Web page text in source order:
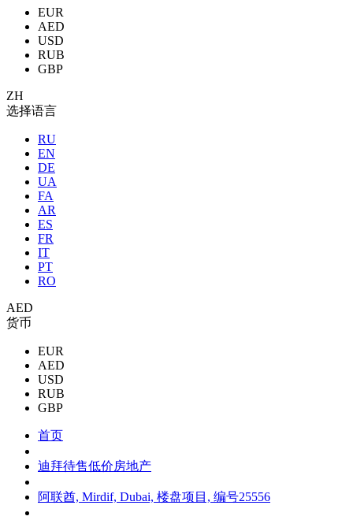
EUR
AED
USD
RUB
GBP
ZH
选择语言
RU
EN
DE
UA
FA
AR
ES
FR
IT
PT
RO
AED
货币
EUR
AED
USD
RUB
GBP
首页
迪拜待售低价房地产
阿联酋, Mirdif, Dubai, 楼盘项目, 编号25556